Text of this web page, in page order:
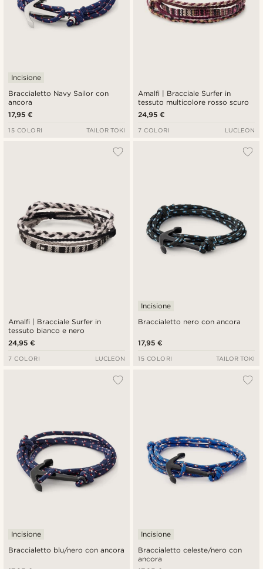
Braccialetto Navy Sailor con
ancora
Incisione
17,95 €
15 COLORI TAILOR TOKI
Amalfi | Bracciale Surfer in
tessuto multicolore rosso scuro
24,95 €
7 COLORI LUCLEON
Amalfi | Bracciale Surfer in
tessuto bianco e nero
24,95 €
7 COLORI LUCLEON
Braccialetto nero con ancora
Incisione
17,95 €
15 COLORI TAILOR TOKI
Braccialetto blu/nero con ancora
Incisione
Braccialetto celeste/nero con
ancora
Incisione